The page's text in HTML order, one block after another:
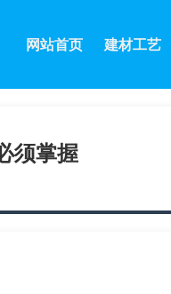
网站首页 建材工艺
须掌握